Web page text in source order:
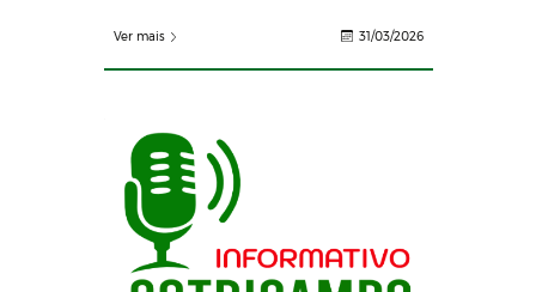
Ver mais 31/03/2026